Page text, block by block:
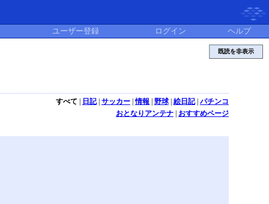
ユーザー登録 ログイン ヘルプ
既読を非表示
すべて 日記| サッカー|情報 野球| 絵日記| パチンコ
おとなりアンテナ| おすすめページ